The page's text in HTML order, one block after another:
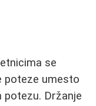
se
poteze umesto
potezu. Držanje